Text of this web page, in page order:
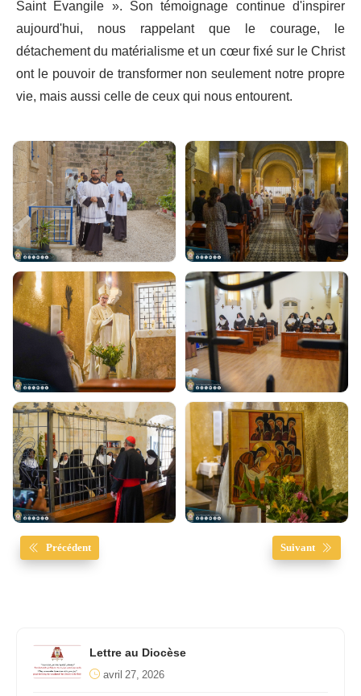
Saint Évangile ». Son témoignage continue d'inspirer
aujourd'hui, nous rappelant que le courage, le
détachement du matérialisme et un cœur fixé sur le Christ
ont le pouvoir de transformer non seulement notre propre
vie, mais aussi celle de ceux qui nous entourent.
Précédent Suivant
Lettre au Diocèse
avril 27, 2026